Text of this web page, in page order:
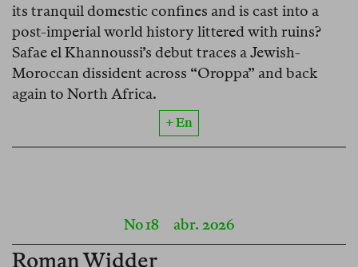
its tranquil domestic confines and is cast into a
post-imperial world history littered with ruins?
Safae el Khannoussi’s debut traces a Jewish-
Moroccan dissident across “Oroppa” and back
again to North Africa.
+ En
No 18 abr. 2026
Roman Widder